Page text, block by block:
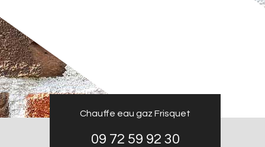
Chauffe eau gaz Frisquet
09 72 59 92 30